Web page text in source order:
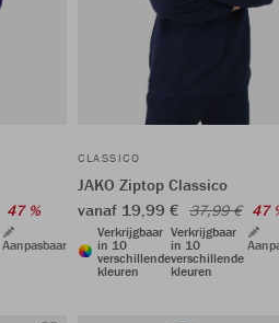
47 %
Aanpasbaar
CLASSICO
JAKO Ziptop Classico
vanaf 19,99 € 37,99 € 47
Verkrijgbaar
in 10
verschillende
kleuren
Verkrijgbaar
in 10
verschillende
kleuren